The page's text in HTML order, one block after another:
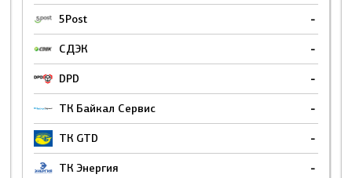
5Post -
СДЭК -
DPD -
ТК Байкал Сервис -
ТК GTD -
ТК Энергия -